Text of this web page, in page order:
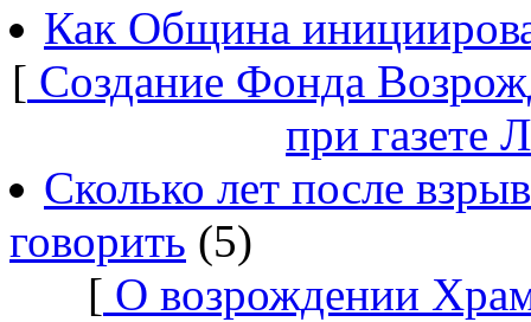
Как Община
[ Создание Фонда
при газете
Сколько лет после
говорить (5)
[ О возрождении